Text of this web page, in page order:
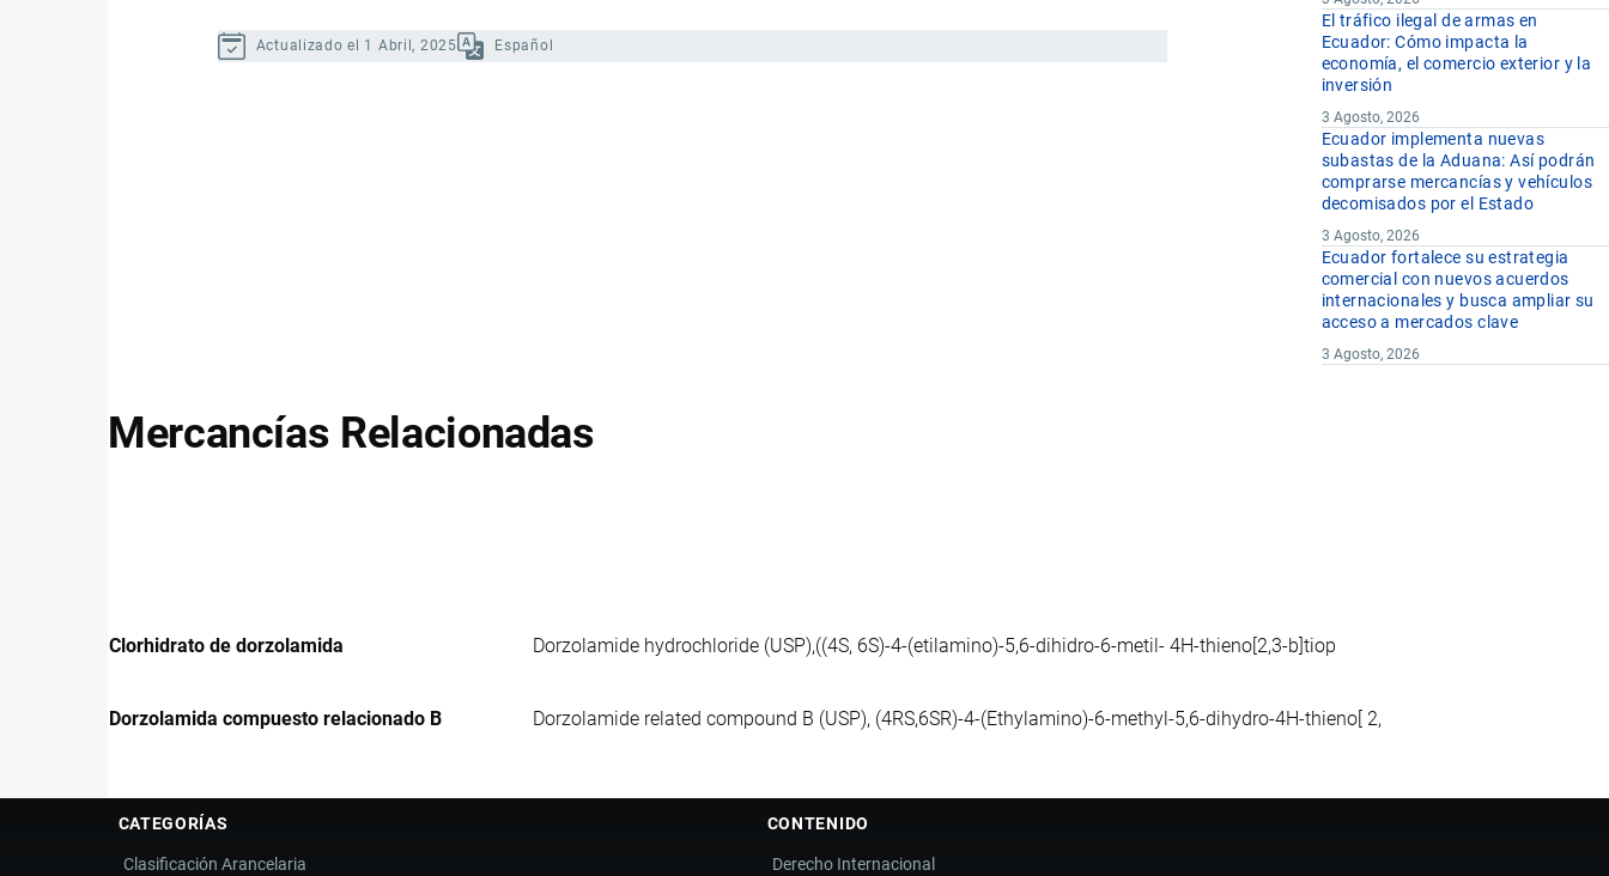
Actualizado el 1 Abril, 2025 Español
El tráfico ilegal de armas en
Ecuador: Cómo impacta la
economía, el comercio exterior y la
inversión
3 Agosto, 2026
Ecuador implementa nuevas
subastas de la Aduana: Así podrán
comprarse mercancías y vehículos
decomisados por el Estado
3 Agosto, 2026
Ecuador fortalece su estrategia
comercial con nuevos acuerdos
internacionales y busca ampliar su
acceso a mercados clave
3 Agosto, 2026
Mercancías Relacionadas
Clorhidrato de dorzolamida Dorzolamide hydrochloride (USP),((4S, 6S)-4-(etilamino)-5,6-dihidro-6-metil- 4H-thieno[2,3-b]tiop
Dorzolamida compuesto relacionado B Dorzolamide related compound B (USP), (4RS,6SR)-4-(Ethylamino)-6-methyl-5,6-dihydro-4H-thieno[ 2,
CATEGORÍAS
Clasificación Arancelaria
CONTENIDO
Derecho Internacional